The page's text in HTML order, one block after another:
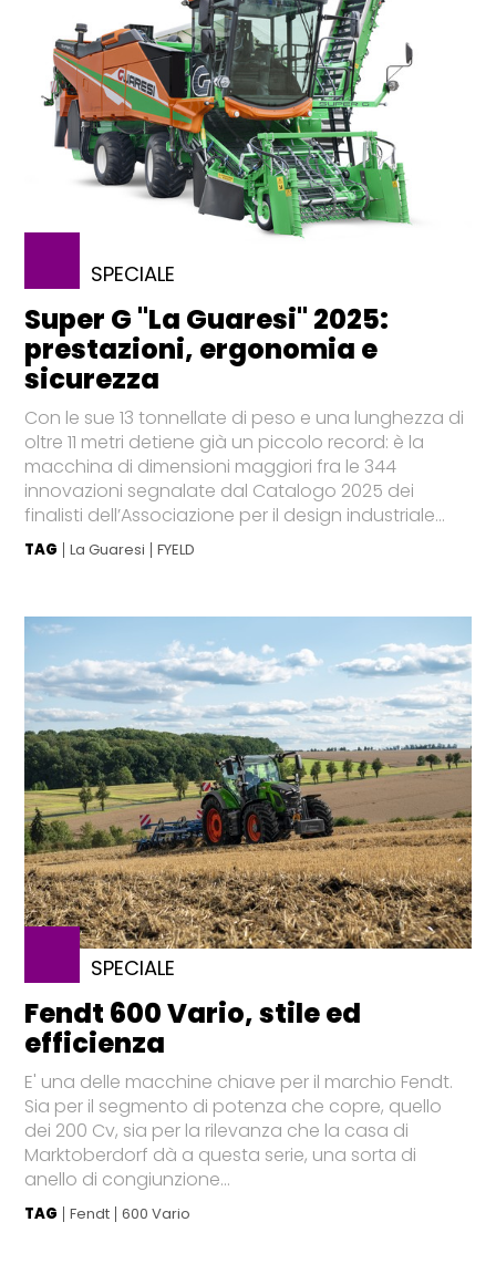
SPECIALE
Super G "La Guaresi" 2025:
prestazioni, ergonomia e
sicurezza
Con le sue 13 tonnellate di peso e una lunghezza di
oltre 11 metri detiene già un piccolo record: è la
macchina di dimensioni maggiori fra le 344
innovazioni segnalate dal Catalogo 2025 dei
finalisti dell’Associazione per il design industriale...
TAG La Guaresi FYELD
SPECIALE
Fendt 600 Vario, stile ed
efficienza
E' una delle macchine chiave per il marchio Fendt.
Sia per il segmento di potenza che copre, quello
dei 200 Cv, sia per la rilevanza che la casa di
Marktoberdorf dà a questa serie, una sorta di
anello di congiunzione...
TAG Fendt 600 Vario